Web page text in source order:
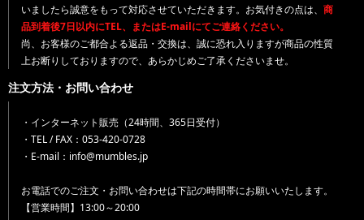
いましたら誠意をもって対応させていただきます。お気付きの点は、 商
品到着後7日以内にTEL、またはE-mailにてご連絡ください。
尚、お客様のご都合よる返品・交換は、誠に恐れ入りますが商品の性質
上お断りしておりますので、あらかじめご了承くださいませ。
注文方法・お問い合わせ
・インターネット販売（24時間、365日受付）
・TEL / FAX：053-420-0728
・E-mail：info@mumbles.jp
お電話でのご注文・お問い合わせは下記の時間帯にお願いいたします。
【営業時間】13:00～20:00